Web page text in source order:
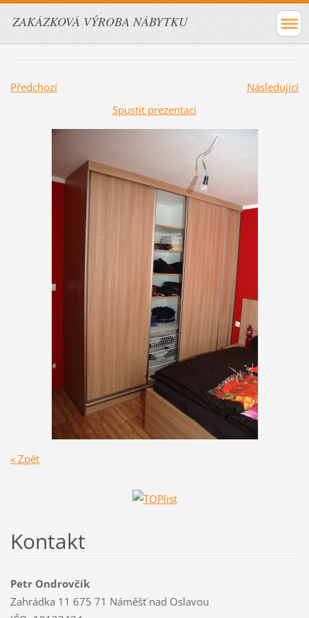
ZAKÁZKOVÁ VÝROBA NÁBYTKU
Předchozí
Následující
Spustit prezentaci
« Zpět
Kontakt
Petr Ondrovčík
Zahrádka 11 675 71 Náměšť nad Oslavou